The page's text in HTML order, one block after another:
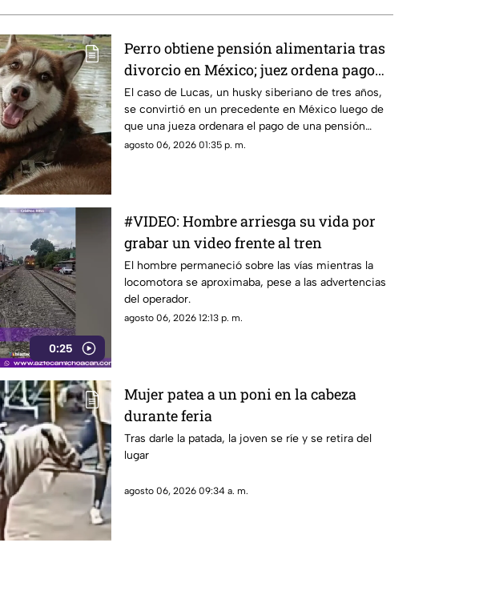
Perro obtiene pensión alimentaria tras
divorcio en México; juez ordena pago
mensual para su manutención
El caso de Lucas, un husky siberiano de tres años,
se convirtió en un precedente en México luego de
que una jueza ordenara el pago de una pensión
alimentaria y gastos veterinarios tras la separación
agosto 06, 2026 01:35 p. m.
0:25
#VIDEO: Hombre arriesga su vida por
grabar un video frente al tren
El hombre permaneció sobre las vías mientras la
locomotora se aproximaba, pese a las advertencias
del operador.
agosto 06, 2026 12:13 p. m.
Mujer patea a un poni en la cabeza
durante feria
Tras darle la patada, la joven se ríe y se retira del
lugar
agosto 06, 2026 09:34 a. m.